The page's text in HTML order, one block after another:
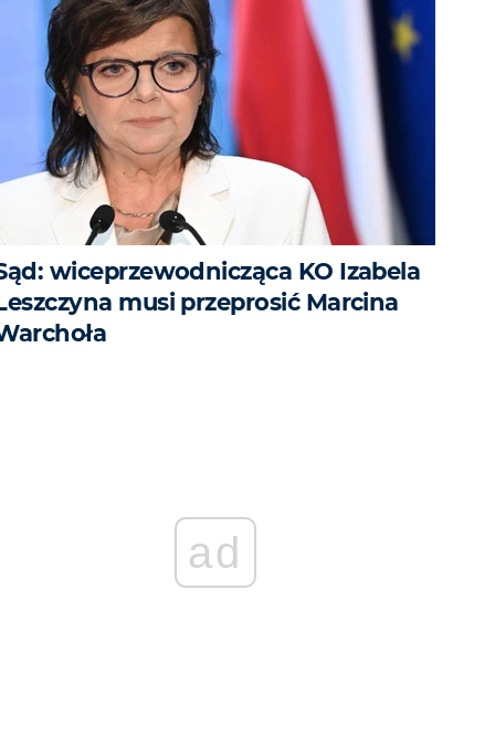
wiceprzewodnicząca KO Izabela
musi przeprosić Marcina
ad